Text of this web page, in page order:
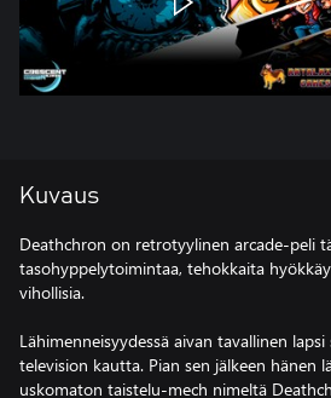
Kuvaus
Deathchron on retrotyylinen arcade-peli
tasohyppelytoimintaa, tehokkaita
vihollisia.
Lähimenneisyydessä aivan tavallinen
television kautta. Pian sen jälkeen hänen
uskomaton taistelu-mech nimeltä